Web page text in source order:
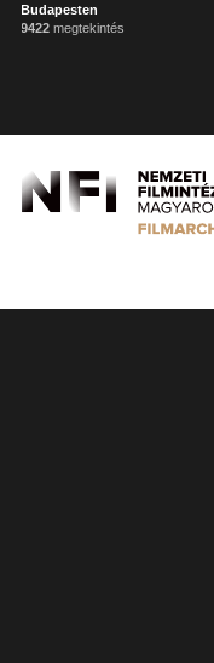
Budapesten
9422 megtekintés